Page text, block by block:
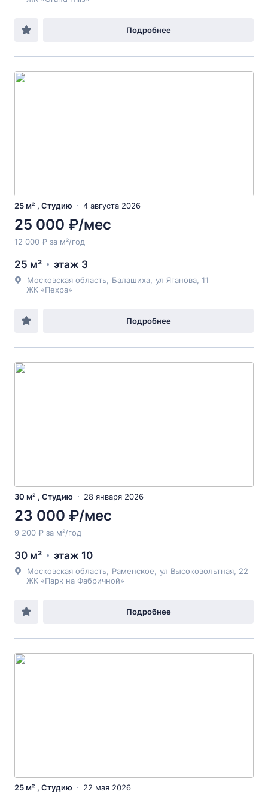
Подробнее
25 м² , Студию 4 августа 2026
25 000 ₽/мес
12 000 ₽ за м²/год
25 м² этаж 3
Московская область Балашиха ул Яганова , 11
ЖК «Пехра»
Подробнее
30 м² , Студию 28 января 2026
23 000 ₽/мес
9 200 ₽ за м²/год
30 м² этаж 10
Московская область Раменское ул Высоковольтная , 22
ЖК «Парк на Фабричной»
Подробнее
25 м² , Студию 22 мая 2026